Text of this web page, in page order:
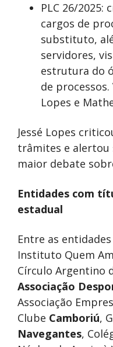
PLC 26/2025:
cargos de
substituto,
servidores,
estrutura do
de
Lopes e
Jessé Lopes
trâmites e alertou
maior debate
Entidades com
estadual
Entre as
Instituto Quem
Círculo Argentino
Associação
Associação
Clube Camboriú,
Navegantes,